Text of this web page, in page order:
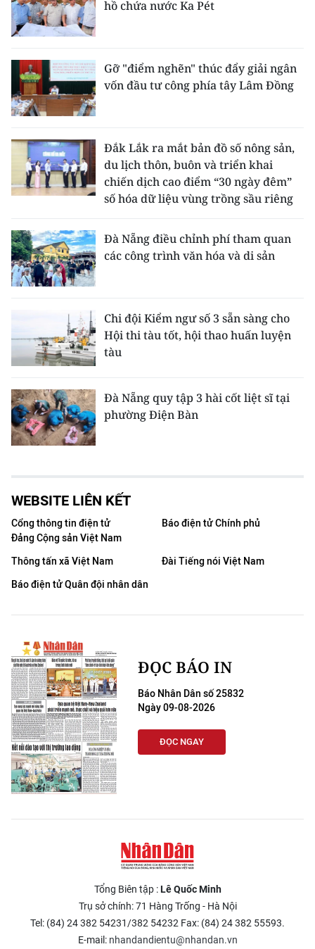
hồ chứa nước Ka Pét
Gỡ "điểm nghẽn" thúc đẩy giải ngân
vốn đầu tư công phía tây Lâm Đồng
Đắk Lắk ra mắt bản đồ số nông sản,
du lịch thôn, buôn và triển khai
chiến dịch cao điểm “30 ngày đêm”
số hóa dữ liệu vùng trồng sầu riêng
Đà Nẵng điều chỉnh phí tham quan
các công trình văn hóa và di sản
Chi đội Kiểm ngư số 3 sẵn sàng cho
Hội thi tàu tốt, hội thao huấn luyện
tàu
Đà Nẵng quy tập 3 hài cốt liệt sĩ tại
phường Điện Bàn
WEBSITE LIÊN KẾT
Cổng thông tin điện tử
Đảng Cộng sản Việt Nam
Báo điện tử Chính phủ
Thông tấn xã Việt Nam
Đài Tiếng nói Việt Nam
Báo điện tử Quân đội nhân dân
ĐỌC BÁO IN
Báo Nhân Dân số 25832
Ngày 09-08-2026
ĐỌC NGAY
Tổng Biên tập :Lê Quốc Minh
Trụ sở chính: 71 Hàng Trống - Hà Nội
Tel: (84) 24 382 54231/382 54232 Fax: (84) 24 382 55593.
E-mail: nhandandientu@nhandan.vn